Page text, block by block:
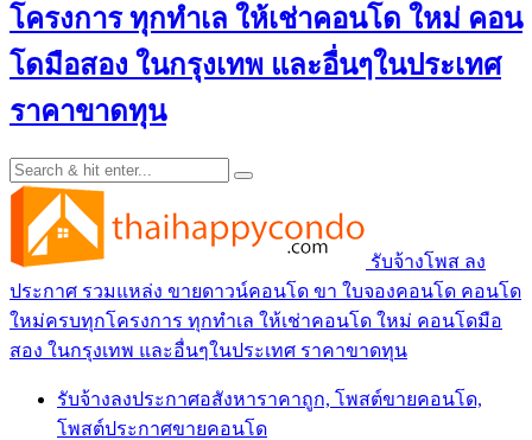
โครงการ ทุกทำเล ให้เช่าคอนโด ใหม่ คอน
โดมือสอง ในกรุงเทพ และอื่นๆในประเทศ
ราคาขาดทุน
รับจ้างโพส ลง
ประกาศ รวมแหล่ง ขายดาวน์คอนโด ขา ใบจองคอนโด คอนโด
ใหม่ครบทุกโครงการ ทุกทำเล ให้เช่าคอนโด ใหม่ คอนโดมือ
สอง ในกรุงเทพ และอื่นๆในประเทศ ราคาขาดทุน
รับจ้างลงประกาศอสังหาราคาถูก, โพสต์ขายคอนโด,
โพสต์ประกาศขายคอนโด